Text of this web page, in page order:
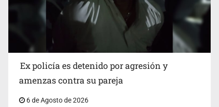
Ex policía es detenido por agresión y
amenzas contra su pareja
6 de Agosto de 2026